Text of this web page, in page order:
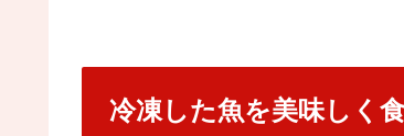
冷凍した魚を美味しく